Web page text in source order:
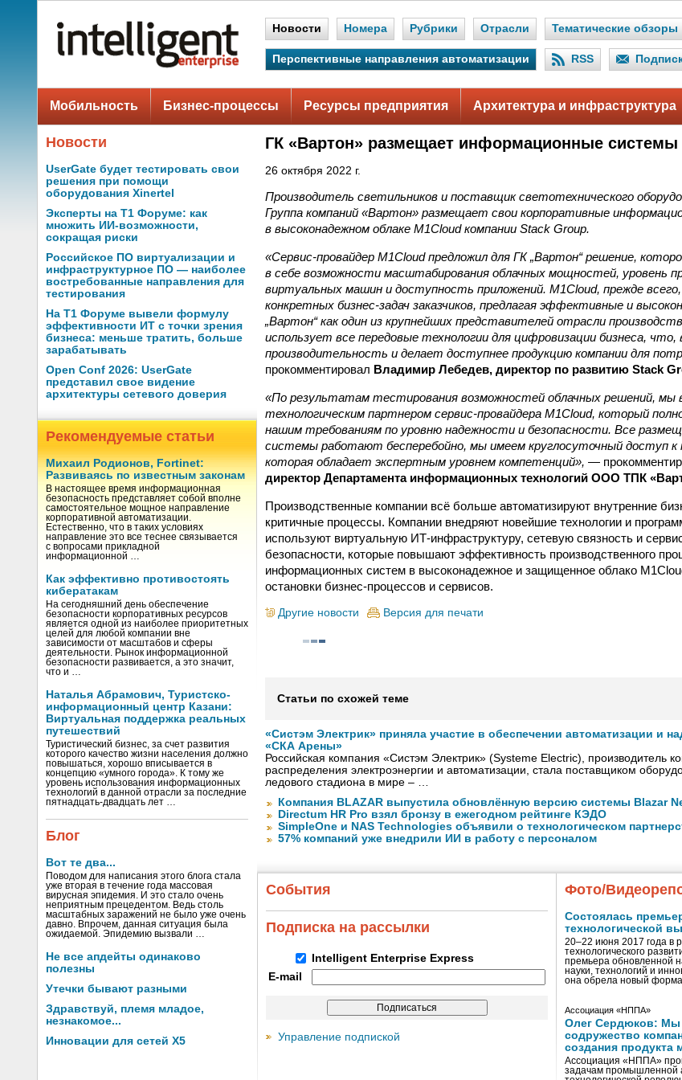
Новости Номера Рубрики Отрасли Тематические обзоры
Перспективные направления автоматизации RSS
Мобильность Бизнес-процессы Ресурсы предприятия Архитектура и инфраструктура
Новости
UserGate будет тестировать свои
решения при помощи
оборудования Xinertel
Эксперты на Т1 Форуме: как
множить ИИ-возможности,
сокращая риски
Российское ПО виртуализации и
инфраструктурное ПО — наиболее
востребованные направления для
тестирования
На Т1 Форуме вывели формулу
эффективности ИТ с точки зрения
бизнеса: меньше тратить, больше
зарабатывать
Open Conf 2026: UserGate
представил свое видение
архитектуры сетевого доверия
Рекомендуемые статьи
Михаил Родионов, Fortinet:
Развиваясь по известным законам
В настоящее время информационная
безопасность представляет собой вполне
самостоятельное мощное направление
корпоративной автоматизации.
Естественно, что в таких условиях
направление это все теснее связывается
с вопросами прикладной
информационной …
Как эффективно противостоять
кибератакам
На сегодняшний день обеспечение
безопасности корпоративных ресурсов
является одной из наиболее приоритетных
целей для любой компании вне
зависимости от масштабов и сферы
деятельности. Рынок информационной
безопасности развивается, а это значит,
что и …
Наталья Абрамович, Туристско-
информационный центр Казани:
Виртуальная поддержка реальных
путешествий
Туристический бизнес, за счет развития
которого качество жизни населения должно
повышаться, хорошо вписывается в
концепцию «умного города». К тому же
уровень использования информационных
технологий в данной отрасли за последние
пятнадцать-двадцать лет …
Блог
Вот те два...
Поводом для написания этого блога стала
уже вторая в течение года массовая
вирусная эпидемия. И это стало очень
неприятным прецедентом. Ведь столь
масштабных заражений не было уже очень
давно. Впрочем, данная ситуация была
ожидаемой. Эпидемию вызвали …
Не все апдейты одинаково
полезны
Утечки бывают разными
Здравствуй, племя младое,
незнакомое...
Инновации для сетей X5
ГК «Вартон» размещает информационные системы
26 октября 2022 г.
Производитель светильников и поставщик светотехнического
Группа компаний «Вартон» размещает свои корпоративные
в высоконадежном облаке M1Cloud компании Stack Group.
«Сервис-провайдер M1Cloud предложил для ГК „Вартон“ решение,
в себе возможности масштабирования облачных мощностей, уровень
виртуальных машин и доступность приложений. M1Cloud, прежде
конкретных бизнес-задач заказчиков, предлагая эффективные и
„Вартон“ как один из крупнейших представителей отрасли
использует все передовые технологии для цифровизации бизнеса,
производительность и делает доступнее продукцию компании для
прокомментировал Владимир Лебедев, директор по развитию Stack
«По результатам тестирования возможностей облачных решений, мы
технологическим партнером сервис-провайдера M1Cloud, который
нашим требованиям по уровню надежности и безопасности. Все
системы работают бесперебойно, мы имеем круглосуточный доступ к
которая обладает экспертным уровнем компетенций», —
директор Департамента информационных технологий ООО ТПК
Производственные компании всё больше автоматизируют внутренние
критичные процессы. Компании внедряют новейшие технологии и
используют виртуальную ИТ-инфраструктуру, сетевую связность и
безопасности, которые повышают эффективность производственного
информационных систем в высоконадежное и защищенное облако
остановки бизнес-процессов и сервисов.
Другие новости Версия для печати
Статьи по схожей теме
«Систэм Электрик» приняла участие в обеспечении автоматизации и
«СКА Арены»
Российская компания «Систэм Электрик» (Systeme Electric), производитель
распределения электроэнергии и автоматизации, стала поставщиком
ледового стадиона в мире – …
Компания BLAZAR выпустила обновлённую версию системы Blazar
Directum HR Pro взял бронзу в ежегодном рейтинге КЭДО
SimpleOne и NAS Technologies объявили о технологическом
57% компаний уже внедрили ИИ в работу с персоналом
События
Подписка на рассылки
Intelligent Enterprise Express
E-mail
Управление подпиской
Фото/
Состоялась
технологической
20–22 июня 2017 года в
технологического
премьера обновленной
науки, технологий и
она обрела новый
Ассоциация «НППА»
Олег Сердюков: Мы
содружество
создания продукта
Ассоциация «НППА»
задачам промышленной